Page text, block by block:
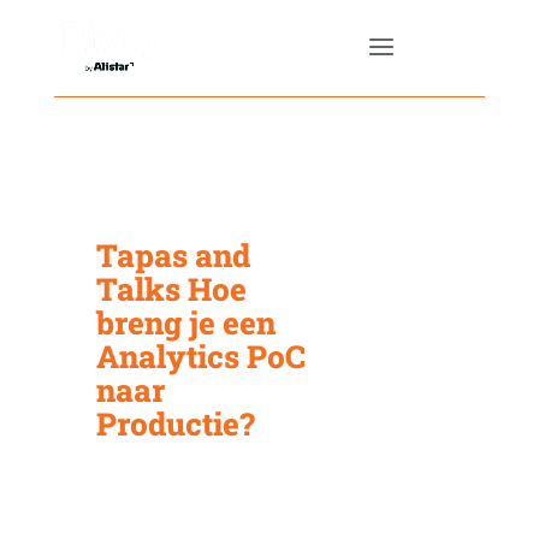
Tapas and
Talks Hoe
breng je een
Analytics PoC
naar
Productie?